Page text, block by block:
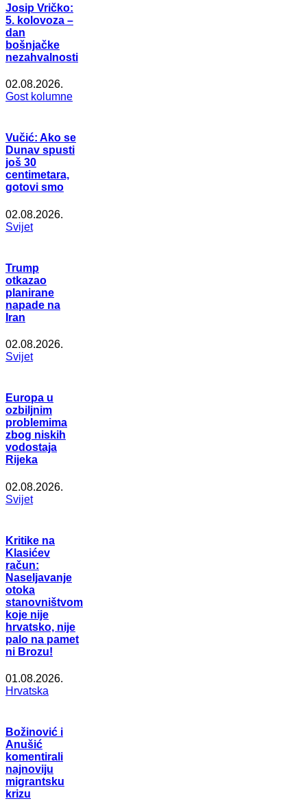
Josip Vričko:
5. kolovoza –
dan
bošnjačke
nezahvalnosti
02.08.2026.
Gost kolumne
Vučić: Ako se
Dunav spusti
još 30
centimetara,
gotovi smo
02.08.2026.
Svijet
Trump
otkazao
planirane
napade na
Iran
02.08.2026.
Svijet
Europa u
ozbiljnim
problemima
zbog niskih
vodostaja
Rijeka
02.08.2026.
Svijet
Kritike na
Klasićev
račun:
Naseljavanje
otoka
stanovništvom
koje nije
hrvatsko, nije
palo na pamet
ni Brozu!
01.08.2026.
Hrvatska
Božinović i
Anušić
komentirali
najnoviju
migrantsku
krizu